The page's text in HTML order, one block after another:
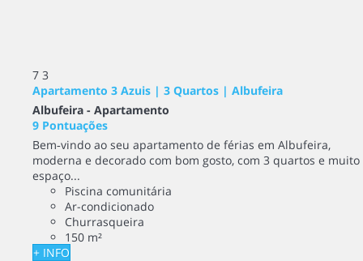
7 3
Apartamento 3 Azuis | 3 Quartos | Albufeira
Albufeira - Apartamento
9 Pontuações
Bem‑vindo ao seu apartamento de férias em Albufeira,
moderna e decorado com bom gosto, com 3 quartos e muito
espaço...
Piscina comunitária
Ar-condicionado
Churrasqueira
150 m²
+ INFO